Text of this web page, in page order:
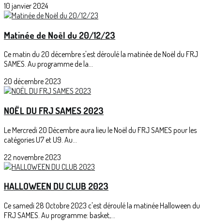
10 janvier 2024
Matinée de Noël du 20/12/23
Ce matin du 20 décembre s'est déroulé la matinée de Noël du FRJ
SAMES. Au programme de la...
20 décembre 2023
NOËL DU FRJ SAMES 2023
Le Mercredi 20 Décembre aura lieu le Noël du FRJ SAMES pour les
catégories U7 et U9. Au...
22 novembre 2023
HALLOWEEN DU CLUB 2023
Ce samedi 28 Octobre 2023 c'est déroulé la matinée Halloween du
FRJ SAMES. Au programme: basket,...